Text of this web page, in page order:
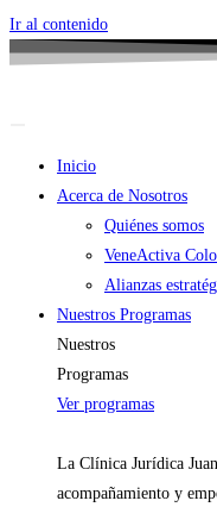
Ir al contenido
Inicio
Acerca de Nosotros
Quiénes somos
VeneActiva
Alianzas
Nuestros Programas
Nuestros
Programas
Ver programas
La Clínica Jurídica
acompañamiento y